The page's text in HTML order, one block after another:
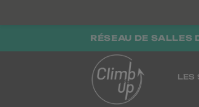
RÉSEAU DE SALLES
LES